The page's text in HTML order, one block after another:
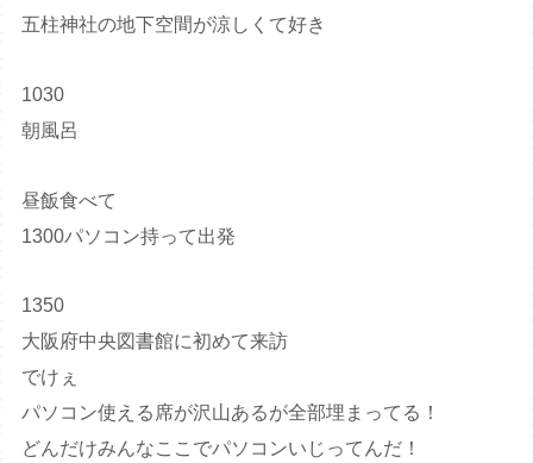
五柱神社の地下空間が涼しくて好き
1030
朝風呂
昼飯食べて
1300パソコン持って出発
1350
大阪府中央図書館に初めて来訪
でけぇ
パソコン使える席が沢山あるが全部埋まってる！
どんだけみんなここでパソコンいじってんだ！